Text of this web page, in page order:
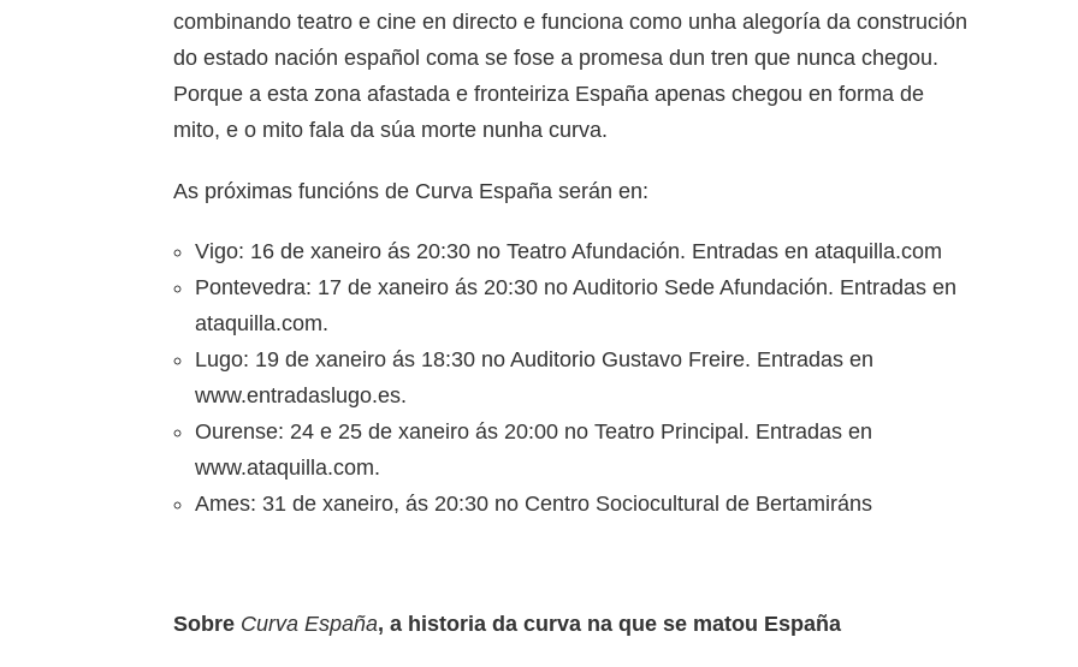
combinando teatro e cine en directo e funciona como unha alegoría da construción
do estado nación español coma se fose a promesa dun tren que nunca chegou.
Porque a esta zona afastada e fronteiriza España apenas chegou en forma de
mito, e o mito fala da súa morte nunha curva.
As próximas funcións de Curva España serán en:
Vigo: 16 de xaneiro ás 20:30 no Teatro Afundación. Entradas en ataquilla.com
Pontevedra: 17 de xaneiro ás 20:30 no Auditorio Sede Afundación. Entradas en
ataquilla.com.
Lugo: 19 de xaneiro ás 18:30 no Auditorio Gustavo Freire. Entradas en
www.entradaslugo.es.
Ourense: 24 e 25 de xaneiro ás 20:00 no Teatro Principal. Entradas en
www.ataquilla.com.
Ames: 31 de xaneiro, ás 20:30 no Centro Sociocultural de Bertamiráns
Sobre Curva España, a historia da curva na que se matou España